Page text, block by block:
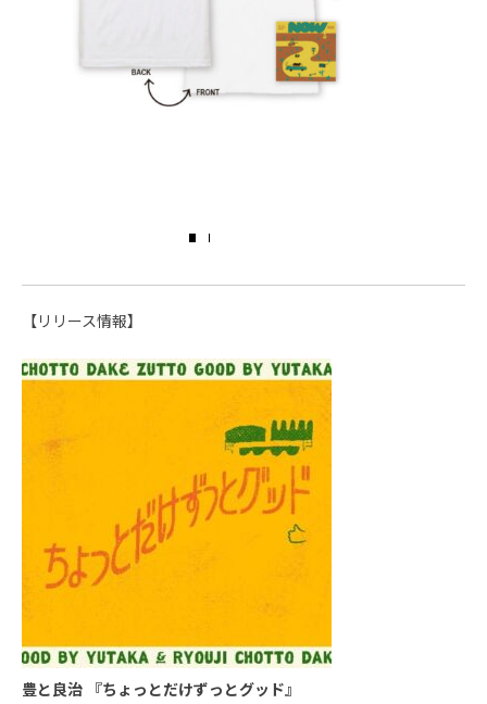
【リリース情報】
豊と良治 『ちょっとだけずっとグッド』